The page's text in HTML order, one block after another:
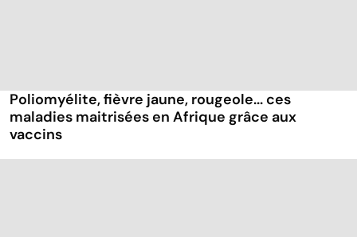
Poliomyélite, fièvre jaune, rougeole... ces
maladies maitrisées en Afrique grâce aux
vaccins